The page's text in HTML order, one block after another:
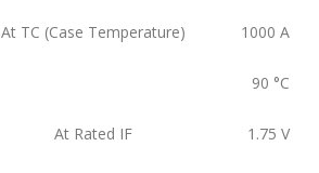
At TC (Case Temperature) 1000 A
90 °C
At Rated IF 1.75 V